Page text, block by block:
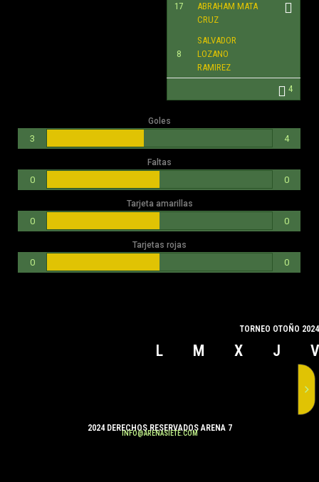
17
ABRAHAM MATA
CRUZ
8
SALVADOR
LOZANO
RAMIREZ
4
Goles
3 4
Faltas
0 0
Tarjeta amarillas
0 0
Tarjetas rojas
0 0
TORNEO OTOÑO 2024
L M X J V
2024 DERECHOS RESERVADOS ARENA 7
INFO@ARENASIETE.COM